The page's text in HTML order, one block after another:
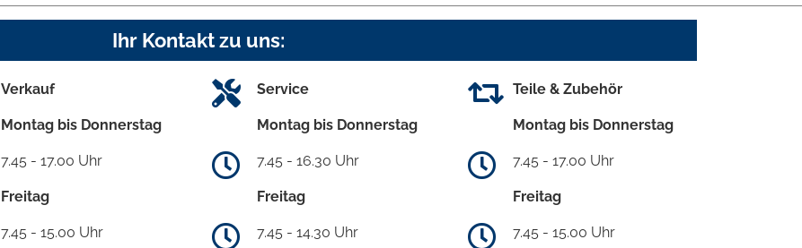
Ihr Kontakt zu uns:
Verkauf
Montag bis Donnerstag
7.45 - 17.00 Uhr
Freitag
7.45 - 15.00 Uhr
Service
Montag bis Donnerstag
7.45 - 16.30 Uhr
Freitag
7.45 - 14.30 Uhr
Teile & Zubehör
Montag bis Donnerstag
7.45 - 17.00 Uhr
Freitag
7.45 - 15.00 Uhr